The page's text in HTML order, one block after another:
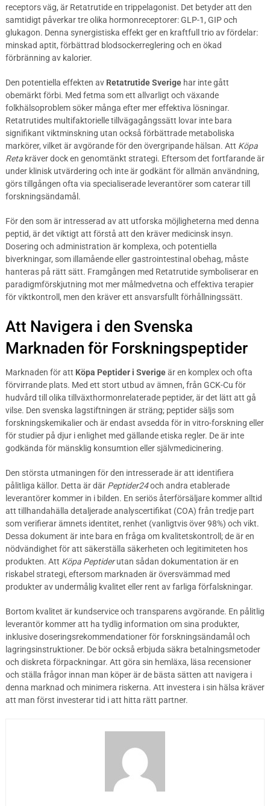
receptors väg, är Retatrutide en trippelagonist. Det betyder att den
samtidigt påverkar tre olika hormonreceptorer: GLP-1, GIP och
glukagon. Denna synergistiska effekt ger en kraftfull trio av fördelar:
minskad aptit, förbättrad blodsockerreglering och en ökad
förbränning av kalorier.
Den potentiella effekten av Retatrutide Sverigehar inte gått
obemärkt förbi. Med fetma som ett allvarligt och växande
folkhälsoproblem söker många efter mer effektiva lösningar.
Retatrutides multifaktorielle tillvägagångssätt lovar inte bara
signifikant viktminskning utan också förbättrade metaboliska
markörer, vilket är avgörande för den övergripande hälsan. Att Köpa
Retakräver dock en genomtänkt strategi. Eftersom det fortfarande är
under klinisk utvärdering och inte är godkänt för allmän användning,
görs tillgången ofta via specialiserade leverantörer som caterar till
forskningsändamål.
För den som är intresserad av att utforska möjligheterna med denna
peptid, är det viktigt att förstå att den kräver medicinsk insyn.
Dosering och administration är komplexa, och potentiella
biverkningar, som illamående eller gastrointestinal obehag, måste
hanteras på rätt sätt. Framgången med Retatrutide symboliserar en
paradigmförskjutning mot mer målmedvetna och effektiva terapier
för viktkontroll, men den kräver ett ansvarsfullt förhållningssätt.
Att Navigera i den Svenska
Marknaden för Forskningspeptider
Marknaden för att Köpa Peptider i Sverigeär en komplex och ofta
förvirrande plats. Med ett stort utbud av ämnen, från GCK-Cu för
hudvård till olika tillväxthormonrelaterade peptider, är det lätt att gå
vilse. Den svenska lagstiftningen är sträng; peptider säljs som
forskningskemikalier och är endast avsedda för in vitro-forskning eller
för studier på djur i enlighet med gällande etiska regler. De är inte
godkända för mänsklig konsumtion eller självmedicinering.
Den största utmaningen för den intresserade är att identifiera
pålitliga källor. Detta är där Peptider24och andra etablerade
leverantörer kommer in i bilden. En seriös återförsäljare kommer alltid
att tillhandahälla detaljerade analyscertifikat (COA) från tredje part
som verifierar ämnets identitet, renhet (vanligtvis över 98%) och vikt.
Dessa dokument är inte bara en fråga om kvalitetskontroll; de är en
nödvändighet för att säkerställa säkerheten och legitimiteten hos
produkten. Att Köpa Peptiderutan sådan dokumentation är en
riskabel strategi, eftersom marknaden är översvämmad med
produkter av undermålig kvalitet eller rent av farliga förfalskningar.
Bortom kvalitet är kundservice och transparens avgörande. En pålitlig
leverantör kommer att ha tydlig information om sina produkter,
inklusive doseringsrekommendationer för forskningsändamål och
lagringsinstruktioner. De bör också erbjuda säkra betalningsmetoder
och diskreta förpackningar. Att göra sin hemläxa, läsa recensioner
och ställa frågor innan man köper är de bästa sätten att navigera i
denna marknad och minimera riskerna. Att investera i sin hälsa kräver
att man först investerar tid i att hitta rätt partner.